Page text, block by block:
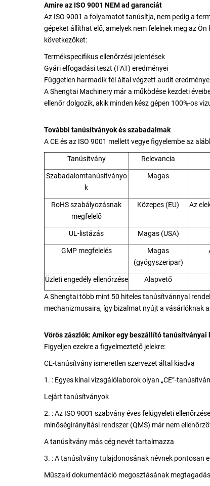
Amire az ISO 9001 NEM ad garanciát
Az ISO 9001 a folyamatot tanúsítja, nem pedig a
gépeket állíthat elő, amelyek nem felelnek meg az
következőket:
Termékspecifikus ellenőrzési jelentések
Gyári elfogadási teszt (FAT) eredményei
Független harmadik fél által végzett audit
A Shengtai Machinery már a működése kezdeti
ellenőr dolgozik, akik minden kész gépen 100%-os
További tanúsítványok és szabadalmak
A CE és az ISO 9001 mellett vegye figyelembe az
Tanúsítvány Relevancia
Szabadalomtanúsítványo
k
Magas
RoHS szabályozásnak
megfelelő
Közepes (EU)
Az
UL-listázás Magas (USA)
GMP megfelelés
Magas
(gyógyszeripar)
Üzleti engedély ellenőrzése Alapvető
A Shengtai több mint 50 hiteles tanúsítvánnyal
mechanizmusaira, így bizalmat nyújt a vásárlóknak
Vörös zászlók: Amikor egy beszállító tanúsítványai
Figyeljen ezekre a figyelmeztető jelekre:
CE-tanúsítvány ismeretlen szervezet által kiadva
1. : Egyes kínai vizsgálólaborok olyan „CE”-
Lejárt tanúsítványok
2. : Az ISO 9001 szabvány éves felügyeleti
minőségirányítási rendszer (QMS) már nem
A tanúsítvány más cég nevét tartalmazza
3. : A tanúsítvány tulajdonosának névnek pontosan
Műszaki dokumentáció megosztásának